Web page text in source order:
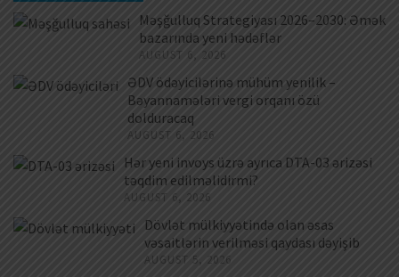
Məşğulluq Strategiyası 2026–2030: Əmək
bazarında yeni hədəflər
AUGUST 6, 2026
ƏDV ödəyicilərinə mühüm yenilik –
Bəyannamələri vergi orqanı özü
dolduracaq
AUGUST 6, 2026
Hər yeni invoys üzrə ayrıca DTA-03 ərizəsi
təqdim edilməlidirmi?
AUGUST 6, 2026
Dövlət mülkiyyətində olan əsas
vəsaitlərin verilməsi qaydası dəyişib
AUGUST 5, 2026